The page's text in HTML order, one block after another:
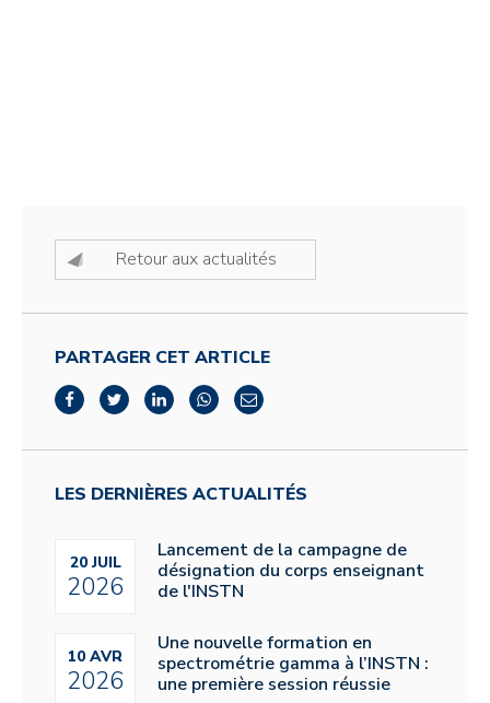
Retour aux actualités
PARTAGER CET ARTICLE
LES DERNIÈRES ACTUALITÉS
20 JUIL
2026
Lancement de la campagne de
désignation du corps enseignant
de l'INSTN
10 AVR
2026
Une nouvelle formation en
spectrométrie gamma à l’INSTN :
une première session réussie